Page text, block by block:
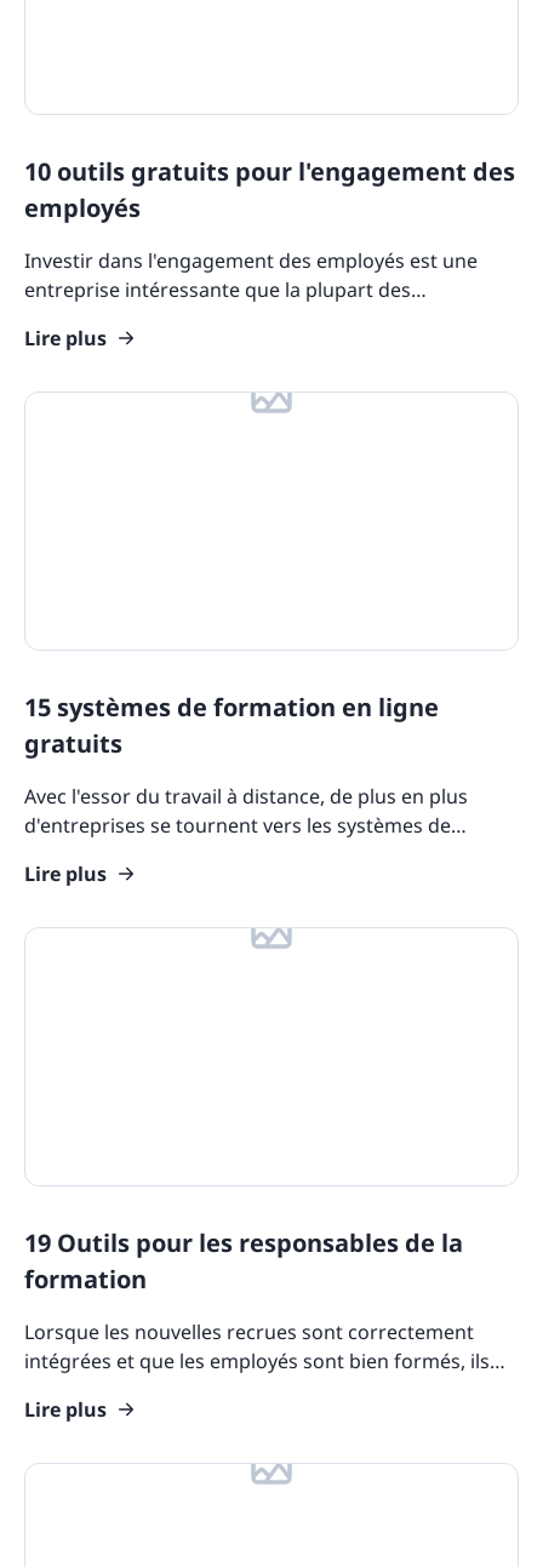
10 outils gratuits pour l'engagement des
employés
Investir dans l'engagement des employés est une
entreprise intéressante que la plupart des
investir ?
Lire plus
15 systèmes de formation en ligne
gratuits
Avec l'essor du travail à distance, de plus en plus
d'entreprises se tournent vers les systèmes de
Lire plus
19 Outils pour les responsables de la
formation
Lorsque les nouvelles recrues sont correctement
intégrées et que les employés sont bien formés, ils
Lire plus